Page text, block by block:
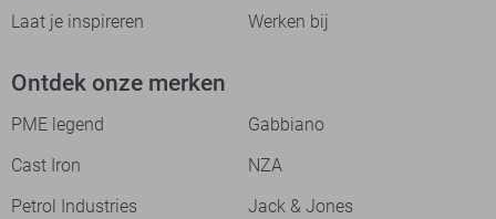
Laat je inspireren Werken bij
Ontdek onze merken
PME legend
Gabbiano
Cast Iron
NZA
Petrol Industries
Jack & Jones